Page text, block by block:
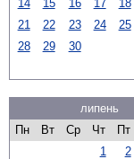
14
15 16 17 18
21
22 23 24 25
28
29 30
липень
Пн
Вт Ср Чт Пт
1
2